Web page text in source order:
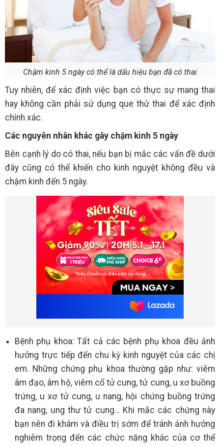
Chậm kinh 5 ngày có thể là dấu hiệu bạn đã có thai
Tuy nhiên, để xác định việc bạn có thực sự mang thai
hay không cần phải sử dụng que thử thai để xác định
chính xác.
Các nguyên nhân khác gây chậm kinh 5 ngày
Bên cạnh lý do có thai, nếu bạn bị mắc các vấn đề dưới
đây cũng có thể khiến cho kinh nguyệt không đều và
chậm kinh đến 5 ngày.
Bệnh phụ khoa: Tất cả các bệnh phụ khoa đều ảnh
hưởng trực tiếp đến chu kỳ kinh nguyệt của các chị
em. Những chứng phụ khoa thường gặp như: viêm
âm đạo, âm hộ, viêm cổ tử cung, tử cung, u xơ buồng
trứng, u xơ tử cung, u nang, hội chứng buồng trứng
đa nang, ung thư tử cung… Khi mắc các chứng này
bạn nên đi khám và điều trị sớm để tránh ảnh hưởng
nghiêm trọng đến các chức năng khác của cơ thể